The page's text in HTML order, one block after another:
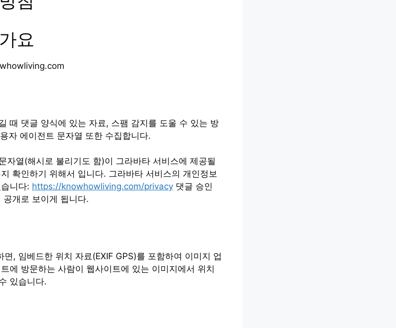
요
때 댓글 양식에 있는 자료, 스팸 감지를 도울 수 있는 방
자 에이전트 문자열 또한 수집합니다.
자열(해시로 불리기도 함)이 그라바타 서비스에 제공될
확인하기 위해서 입니다. 그라바타 서비스의 개인정보
니다: https://knowhowliving.com/privacy 댓글 승인
개로 보이게 됩니다.
, 임베드한 위치 자료(EXIF GPS)를 포함하여 이미지 업
에 방문하는 사람이 웹사이트에 있는 이미지에서 위치
있습니다.